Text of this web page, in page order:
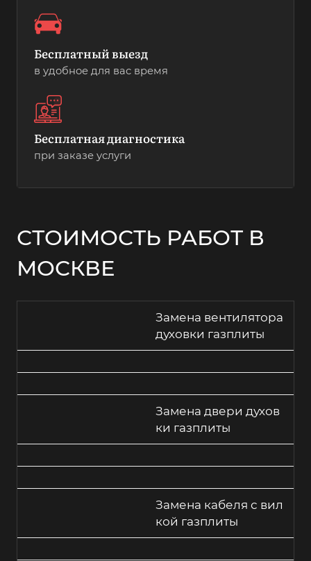
Бесплатный выезд
в удобное для вас время
Бесплатная диагностика
при заказе услуги
СТОИМОСТЬ РАБОТ В
МОСКВЕ
Замена вентилятора
духовки газплиты
Замена двери духов
ки газплиты
Замена кабеля с вил
кой газплиты